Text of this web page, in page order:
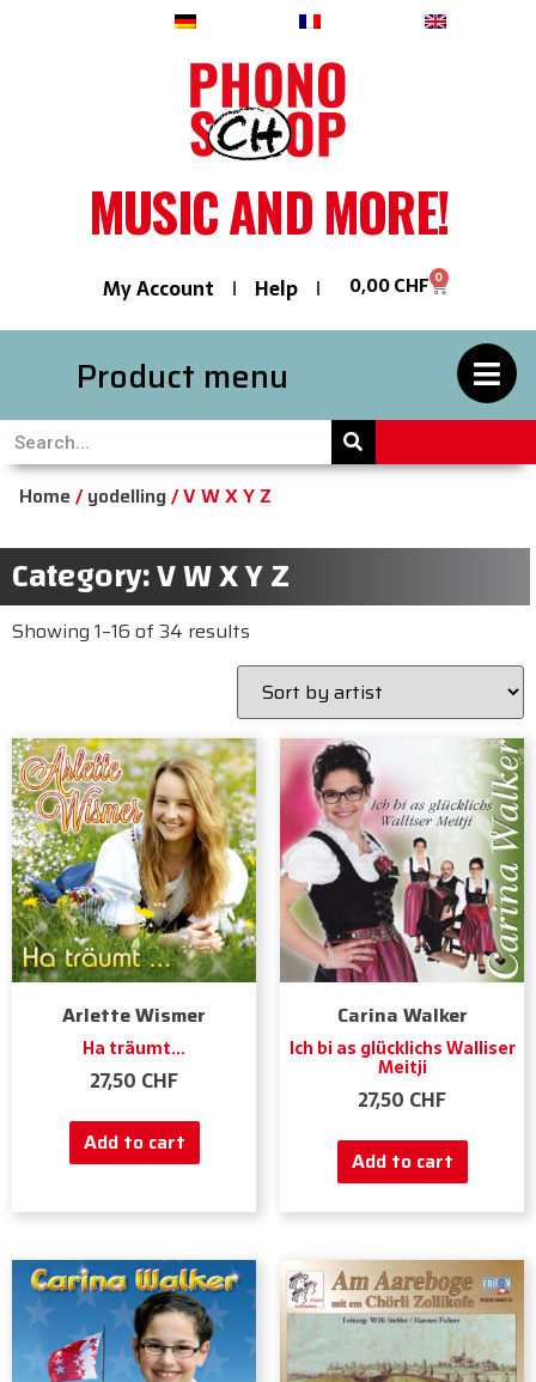
MUSIC AND MORE!
My Account Help 0,00CHF 0
Product menu
Home/yodelling/ V W X Y Z
Category: V W X Y Z
Showing 1–16 of 34 results
Arlette Wismer
Ha träumt…
27,50 CHF
Add to cart
Carina Walker
Ich bi as glücklichs Walliser
Meitji
27,50 CHF
Add to cart